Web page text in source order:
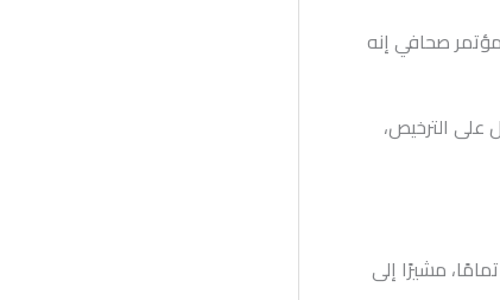
صحافي إنه
الألمانية التي أنتجت مع فايزر الأمريكية أول لقاح ضد كوفيد-19 حصل على الترخيص،
مشيرًا إلى